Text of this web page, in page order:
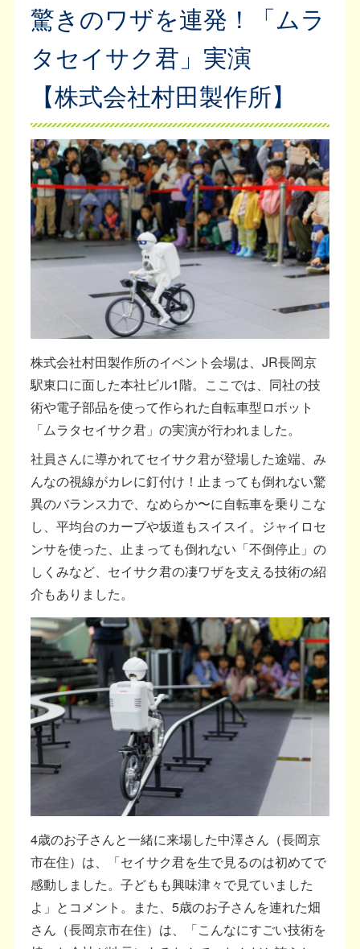
驚きのワザを連発！「ムラ
タセイサク君」実演
【株式会社村田製作所】
株式会社村田製作所のイベント会場は、JR長岡京
駅東口に面した本社ビル1階。ここでは、同社の技
術や電子部品を使って作られた自転車型ロボット
「ムラタセイサク君」の実演が行われました。
社員さんに導かれてセイサク君が登場した途端、み
んなの視線がカレに釘付け！止まっても倒れない驚
異のバランス力で、なめらか〜に自転車を乗りこな
し、平均台のカーブや坂道もスイスイ。ジャイロセ
ンサを使った、止まっても倒れない「不倒停止」の
しくみなど、セイサク君の凄ワザを支える技術の紹
介もありました。
4歳のお子さんと一緒に来場した中澤さん（長岡京
市在住）は、「セイサク君を生で見るのは初めてで
感動しました。子どもも興味津々で見ていました
よ」とコメント。また、5歳のお子さんを連れた畑
さん（長岡京市在住）は、「こんなにすごい技術を